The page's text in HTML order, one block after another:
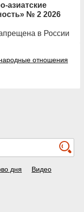
азиатские
№ 2 2026
в России
отношения
дня Видео